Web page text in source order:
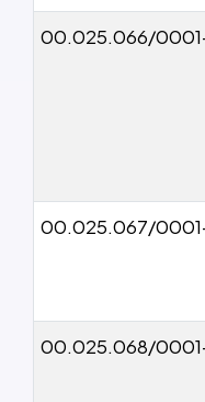
00.025.066/
00.025.067/
00.025.068/